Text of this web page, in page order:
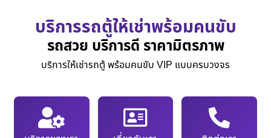
บริการรถตู้ให้เช่าพร้อมคนขับ
รถสวย บริการดี ราคามิตรภาพ
บริการให้เช่ารถตู้ พร้อมคนขับ VIP แบบครบวงจร